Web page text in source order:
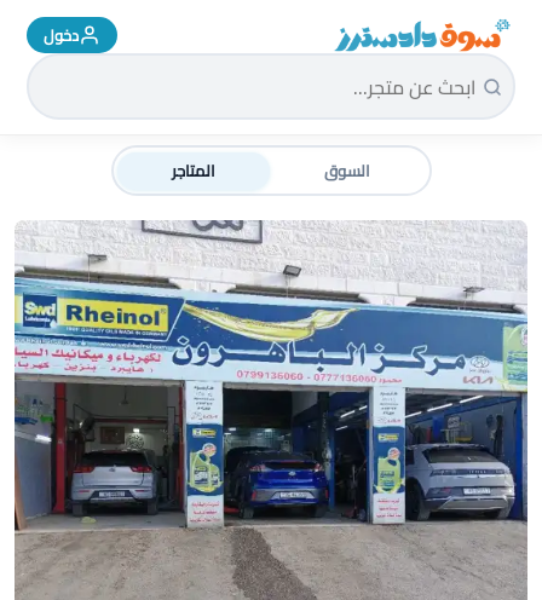
سوق دادسترز الرئيسية دخول
السوق المتاجر